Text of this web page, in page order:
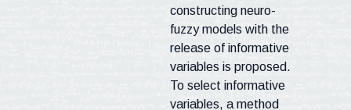
constructingneuro-
fuzzy models with the
release of informative
variables is proposed.
To select informative
variables, a method